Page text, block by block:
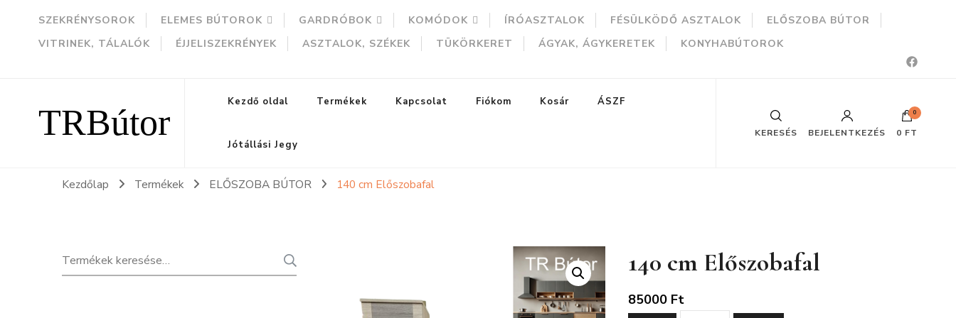
SZEKRÉNYSOROK ELEMES BÚTOROK GARDRÓBOK KOMÓDOK ÍRÓASZTALOK FÉSÜLKÖDŐ ASZTALOK
ELŐSZOBA BÚTOR
VITRINEK, TÁLALÓK
ÉJJELISZEKRÉNYEK ASZTALOK, SZÉKEK TÜKÖRKERET ÁGYAK, ÁGYKERETEK KONYHABÚTOROK
TRBútor Kezdő oldal Termékek Kapcsolat Fiókom Kosár ÁSZF
Jótállási Jegy
KERESÉS BEJELENTKEZÉS
0
0 FT
Kezdőlap Termékek ELŐSZOBA BÚTOR 140 cm Előszobafal
140 cm Előszobafal
85000 Ft
Keresés
a